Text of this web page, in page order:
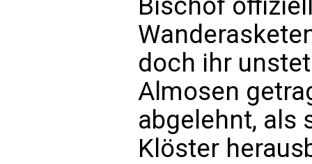
doch ihr
Almosen
abgelehnt, als
Klöster